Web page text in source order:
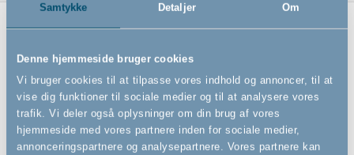
Samtykke Detaljer Om
Denne hjemmeside bruger cookies
Vi bruger cookies til at tilpasse vores indhold og annoncer, til at
vise dig funktioner til sociale medier og til at analysere vores
trafik. Vi deler også oplysninger om din brug af vores
hjemmeside med vores partnere inden for sociale medier,
annonceringspartnere og analysepartnere. Vores partnere kan